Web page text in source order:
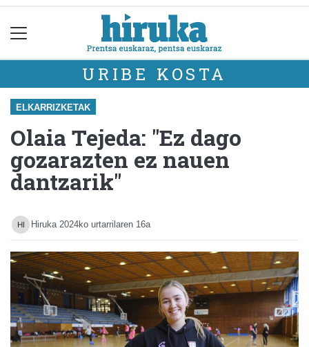
URIBE KOSTA
ELKARRIZKETAK
Olaia Tejeda: "Ez dago
gozarazten ez nauen
dantzarik"
Hiruka 2024ko urtarrilaren 16a